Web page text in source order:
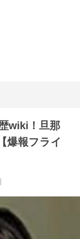
wiki！旦那
爆報フライ